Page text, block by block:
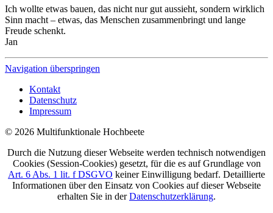
Ich wollte etwas bauen, das nicht nur gut aussieht, sondern wirklich
Sinn macht – etwas, das Menschen zusammenbringt und lange
Freude schenkt.
Jan
Navigation überspringen
Kontakt
Datenschutz
Impressum
© 2026 Multifunktionale Hochbeete
Durch die Nutzung dieser Webseite werden technisch notwendigen
Cookies (Session-Cookies) gesetzt, für die es auf Grundlage von
Art. 6 Abs. 1 lit. f DSGVO keiner Einwilligung bedarf. Detaillierte
Informationen über den Einsatz von Cookies auf dieser Webseite
erhalten Sie in derDatenschutzerklärung.